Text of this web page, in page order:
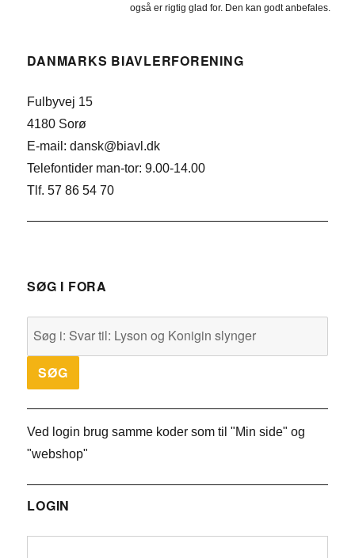
også er rigtig glad for. Den kan godt anbefales.
DANMARKS BIAVLERFORENING
Fulbyvej 15
4180 Sorø
E-mail: dansk@biavl.dk
Telefontider man-tor: 9.00-14.00
Tlf. 57 86 54 70
SØG I FORA
Ved login brug samme koder som til "Min side" og
"webshop"
LOGIN